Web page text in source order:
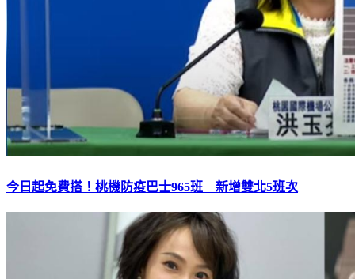
今日起免費搭！桃機防疫巴士965班 新增雙北5班次